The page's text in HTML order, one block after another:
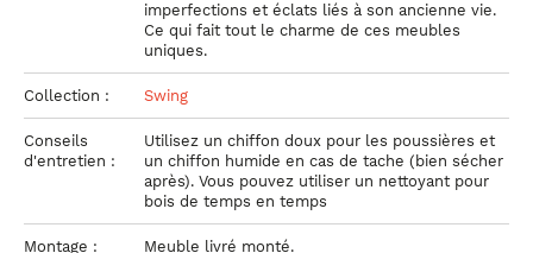
imperfections et éclats liés à son ancienne vie.
Ce qui fait tout le charme de ces meubles
uniques.
Collection : Swing
Conseils
d'entretien :
Utilisez un chiffon doux pour les poussières et
un chiffon humide en cas de tache (bien sécher
après). Vous pouvez utiliser un nettoyant pour
bois de temps en temps
Montage : Meuble livré monté.